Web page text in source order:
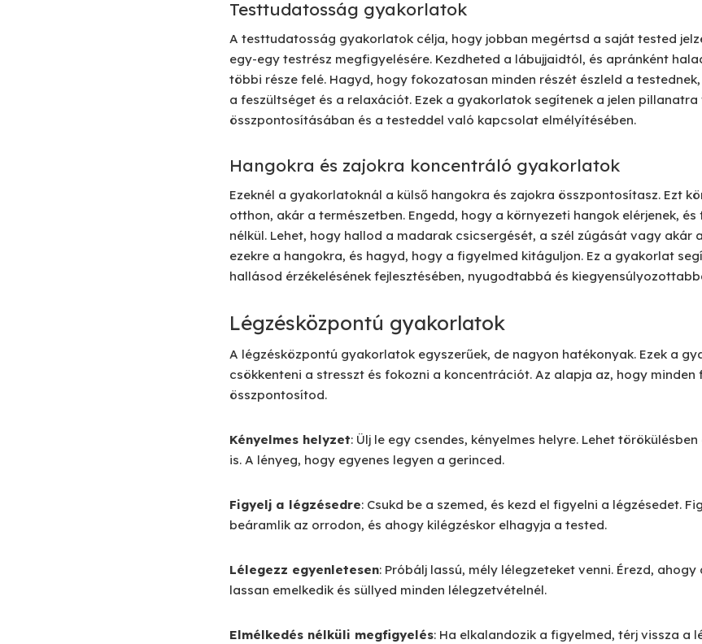
Testtudatosság gyakorlatok
A testtudatosság gyakorlatok célja, hogy jobban megértsd a saját tested
egy-egy testrész megfigyelésére. Kezdheted a lábujjaidtól, és apránként
többi része felé. Hagyd, hogy fokozatosan minden részét észleld a
a feszültséget és a relaxációt. Ezek a gyakorlatok segítenek a jelen
összpontosításában és a testeddel való kapcsolat elmélyítésében.
Hangokra és zajokra koncentráló gyakorlatok
Ezeknél a gyakorlatoknál a külső hangokra és zajokra összpontosítasz. Ezt
otthon, akár a természetben. Engedd, hogy a környezeti hangok elérjenek,
nélkül. Lehet, hogy hallod a madarak csicsergését, a szél zúgását vagy akár
ezekre a hangokra, és hagyd, hogy a figyelmed kitáguljon. Ez a gyakorlat
hallásod érzékelésének fejlesztésében, nyugodtabbá és
Légzésközpontú gyakorlatok
A légzésközpontú gyakorlatok egyszerűek, de nagyon hatékonyak. Ezek a
csökkenteni a stresszt és fokozni a koncentrációt. Az alapja az, hogy
összpontosítod.
Kényelmes helyzet: Ülj le egy csendes, kényelmes helyre. Lehet
is. A lényeg, hogy egyenes legyen a gerinced.
Figyelj a légzésedre: Csukd be a szemed, és kezd el figyelni a légzésedet.
beáramlik az orrodon, és ahogy kilégzéskor elhagyja a tested.
Lélegezz egyenletesen: Próbálj lassú, mély lélegzeteket venni. Érezd,
lassan emelkedik és süllyed minden lélegzetvételnél.
Elmélkedés nélküli megfigyelés: Ha elkalandozik a figyelmed, térj vissza a